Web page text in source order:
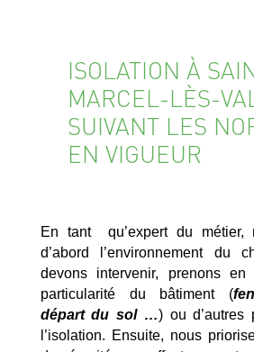
ISOLATION À
MARCEL-LÈS-
SUIVANT LES
EN VIGUEUR
En tant qu’expert du métier,
d’abord l’environnement du
devons intervenir, prenons en
particularité du bâtiment (
départ du sol …) ou d’autres
l’isolation. Ensuite, nous